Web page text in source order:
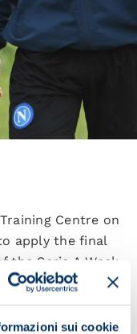
sui cookie
Centre on
apply the final
the Serie A Week
the Stadio